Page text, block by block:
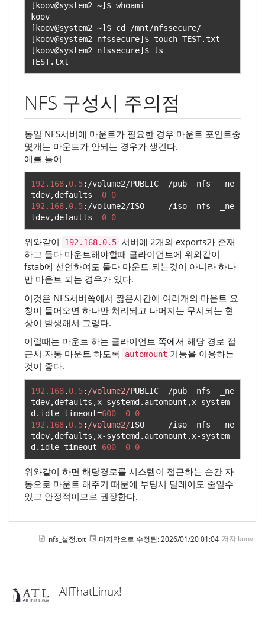
[ koov@system2 ~] $ whoami
[ koov@system2 ~] $ cd /mnt/nfssecure/
[ koov@system2 nfssecure] $ touch TEST.
[ koov@system2 nfssecure] $ ls
TEST. txt
NFS 구성시 주의점
동일 NFS서버에 마운트가 필요한 경우 마운트 포인트중
몇개는 마운트가 안되는 경우가 생긴다.
예를 들어
192.168. 0.5:/volume2/PUBLIC /pub  nfs  _ne
tdev,defaults 0 0
192.168. 0.5:/volume2/ISO /iso  nfs  _ne
tdev,defaults 0 0
위와같이 192.168.0.5 서버에 2개의 exports가 존재
하고 둘다 마운트해야할때 클라이언트에 위와같이
fstab에 선언하여도 둘다 마운트 되는것이 아니라 하나
만 마운트 되는 경우가 있다.
이것은 NFS서버쪽에서 짧은시간에 여러개의 마운트 요
청이 들어오면 하나만 처리되고 나머지는 무시되는 현
상이 발생해서 그렇다.
이럴때는 마운트 하는 클라이언트 쪽에서 해당 경로 접
근시 자동 마운트 하도록
automount 기능을 이용하는
것이 좋다.
192.168. 0.5: /volume2/PUBLIC /pub  nfs  _ne
tdev,defaults ,x-systemd. automount ,x-system
d. idle-timeout=600 0 0
192.168. 0.5: /volume2/ISO /iso  nfs  _ne
tdev,defaults ,x-systemd. automount ,x-system
d. idle-timeout=600 0 0
위와같이 하면 해당경로를 시스템이 접근하는 순간 자
동으로 마운트 해주기 때문에 부팅시 딜레이도 줄일수
있고 안정적이므로 권장한다.
nfs_설정.txt 마지막으로 수정됨: 2026/01/20 01:04 저자 koov
AllThatLinux!